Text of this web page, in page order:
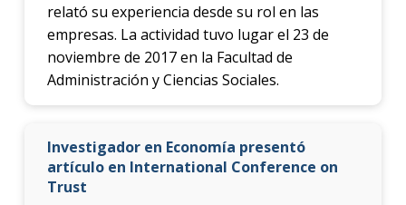
relató su experiencia desde su rol en las
empresas. La actividad tuvo lugar el 23 de
noviembre de 2017 en la Facultad de
Administración y Ciencias Sociales.
Investigador en Economía presentó
artículo en International Conference on
Trust